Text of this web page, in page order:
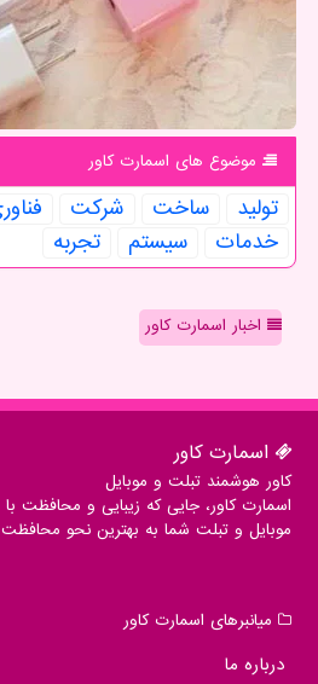
موضوع های اسمارت كاور
تولید ساخت شركت
خدمات
سیستم تجربه
اخبار اسمارت کاور
اسمارت كاور
کاور هوشمند تبلت و موبایل
اسمارت کاور، جایی که زیبایی و محافظت
موبایل و تبلت شما به بهترین نحو محافظت
میانبرهای اسمارت كاور
درباره ما